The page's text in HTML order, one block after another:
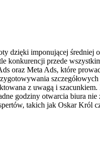
dzięki imponującej
przede
oraz Meta Ads, które
z uwagą i
godziny otwarcia biura
takich jak Oskar Król